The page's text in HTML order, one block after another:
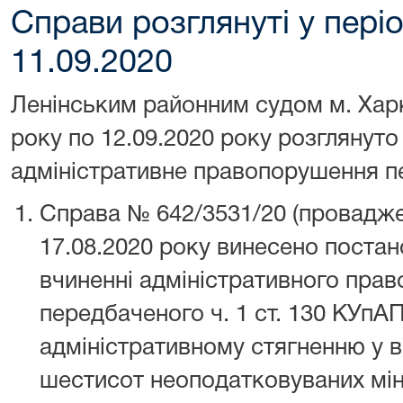
Справи розглянуті у
11.09.2020
Ленінським районним судом м.
року по 12.09.2020 року
адміністративне правопорушення
Справа № 642/3531/20
17.08.2020 року винесено
вчиненні адміністративного
передбаченого ч. 1 ст. 130
адміністративному стягненню у
шестисот неоподатковуваних